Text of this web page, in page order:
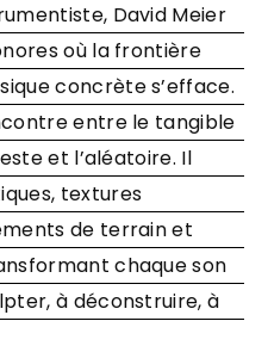
David Meier
où la frontière
concrète s’efface.
entre le tangible
et l’aléatoire. Il
textures
de terrain et
chaque son
à déconstruire, à